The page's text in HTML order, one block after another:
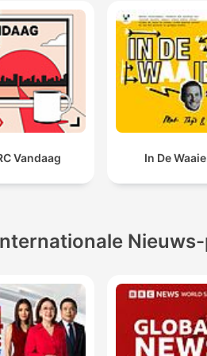
Vandaag In De